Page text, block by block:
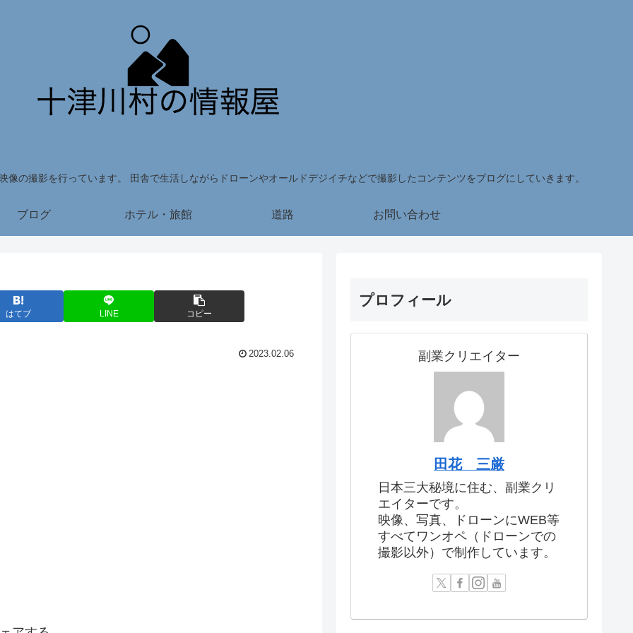
の撮影を行っています。 田舎で生活しながらドローンやオールドデジイチなどで撮影したコンテンツをブログにしていきます。
ブログ ホテル・旅館 道路 お問い合わせ
はてブ LINE コピー
2023.02.06
プロフィール
副業クリエイター
田花 三厳
日本三大秘境に住む、副業クリ
エイターです。
映像、写真、ドローンにWEB等
すべてワンオペ（ドローンでの
撮影以外）で制作しています。